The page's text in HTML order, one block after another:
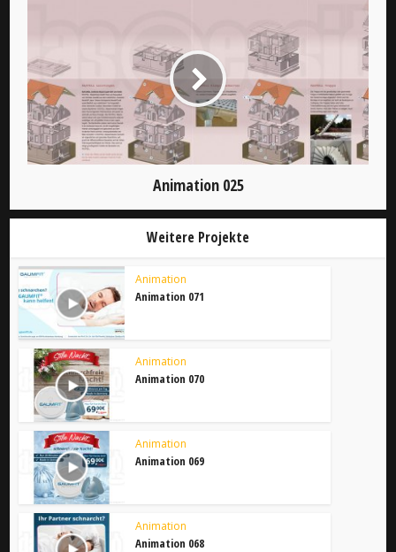
Animation 025
Weitere Projekte
Animation
Animation 071
Animation
Animation 070
Animation
Animation 069
Animation
Animation 068